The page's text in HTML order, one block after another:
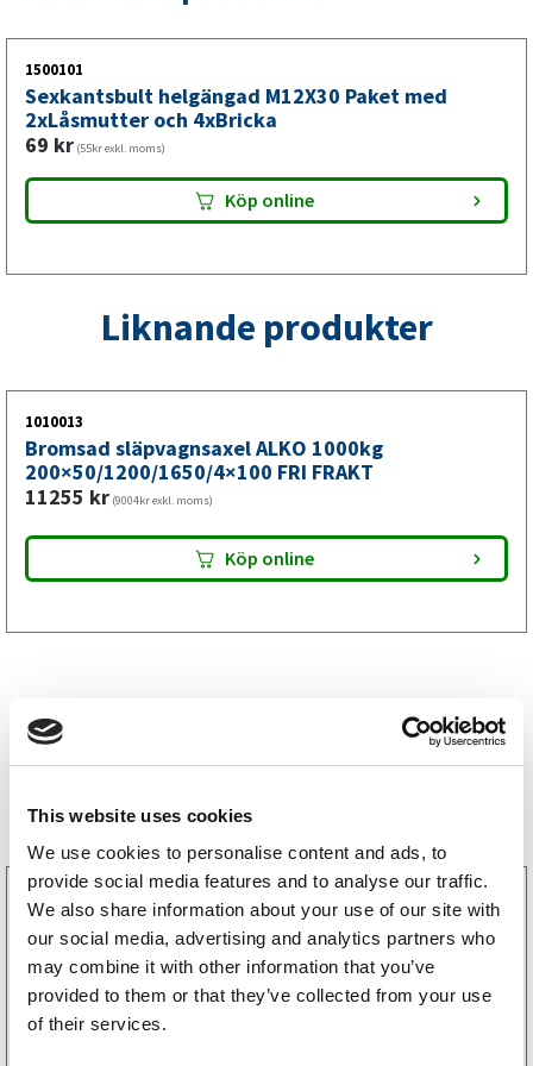
This website uses cookies
We use cookies to personalise content and ads, to
provide social media features and to analyse our traffic.
We also share information about your use of our site with
our social media, advertising and analytics partners who
may combine it with other information that you’ve
provided to them or that they’ve collected from your use
of their services.
Byt hela axeln om axelröret är böjt, sprucket eller kraftigt
rostat — skador som inte kan repareras säkert. På äldre
Knott-släp (12–20+ år) är ett komplett axelbyte ofta
säkrare och mer ekonomiskt än att renovera komponenter
separat. Alltid med fri frakt.
1500101
Sexkantsbult helgängad M12X30 Paket med
2xLåsmutter och 4xBricka
69 kr (55kr exkl. moms)
Köp online
Liknande produkter
1010013
Bromsad släpvagnsaxel ALKO 1000kg
200×50/1200/1650/4×100 FRI FRAKT
11255 kr (9004kr exkl. moms)
Köp online
Storsäljare
3160052
LGF Skylt Självhäftande
238kr